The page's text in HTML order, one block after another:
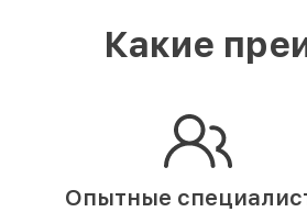
Какие
Опытные